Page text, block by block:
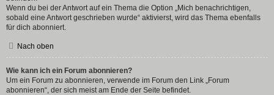
Wenn du bei der Antwort auf ein Thema die Option „Mich benachrichtigen,
sobald eine Antwort geschrieben wurde“ aktivierst, wird das Thema ebenfalls
für dich abonniert.
Nach oben
Wie kann ich ein Forum abonnieren?
Um ein Forum zu abonnieren, verwende im Forum den Link „Forum
abonnieren“, der sich meist am Ende der Seite befindet.